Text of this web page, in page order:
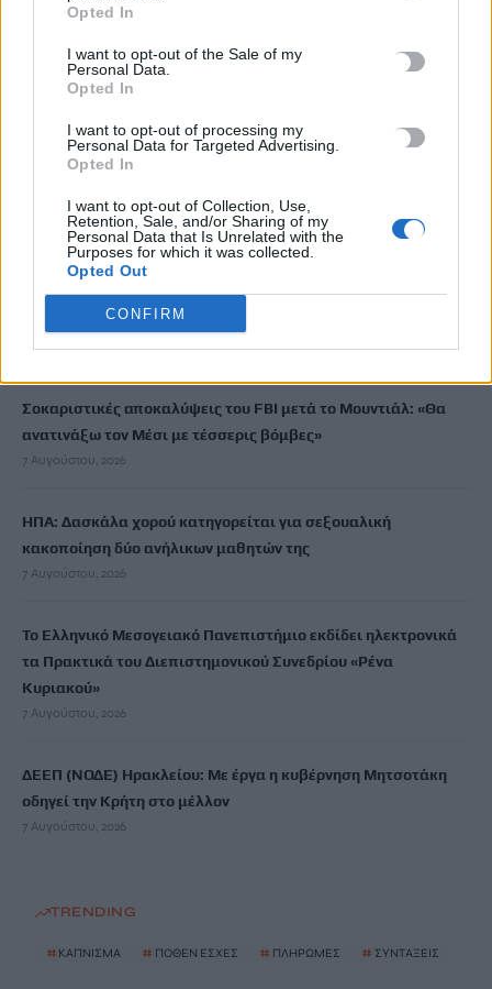
Opted In
I want to opt-out of the Sale of my
Personal Data.
Opted In
I want to opt-out of processing my
Personal Data for Targeted Advertising.
Opted In
I want to opt-out of Collection, Use,
Retention, Sale, and/or Sharing of my
Personal Data that Is Unrelated with the
Purposes for which it was collected.
Opted Out
CONFIRM
διαδικασία
Πότε πληρώνονται οι συντάξεις Σεπτεμβρίου
Κινηματογράφου Χανίων
7 Αυγούστου, 2026
Ισπανία: Απολιθώματα αποκαλύπτουν ότι οι πρώτοι
Ευρωπαίοι ίσως ασκούσαν κανιβαλισμό
7 Αυγούστου, 2026
Σοκαριστικές αποκαλύψεις του FBI μετά το Μουντιάλ: «Θα
ανατινάξω τον Μέσι με τέσσερις βόμβες»
7 Αυγούστου, 2026
ΗΠΑ: Δασκάλα χορού κατηγορείται για σεξουαλική
κακοποίηση δύο ανήλικων μαθητών της
7 Αυγούστου, 2026
Το Ελληνικό Μεσογειακό Πανεπιστήμιο εκδίδει ηλεκτρονικά
τα Πρακτικά του Διεπιστημονικού Συνεδρίου «Ρένα
Κυριακού»
7 Αυγούστου, 2026
ΔΕΕΠ (ΝΟΔΕ) Ηρακλείου: Με έργα η κυβέρνηση Μητσοτάκη
οδηγεί την Κρήτη στο μέλλον
7 Αυγούστου, 2026
TRENDING
# ΚΑΠΝΙΣΜΑ # ΠΟΘΕΝ ΕΣΧΕΣ # ΠΛΗΡΩΜΕΣ # ΣΥΝΤΑΞΕΙΣ